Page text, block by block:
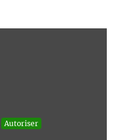
Autoriser